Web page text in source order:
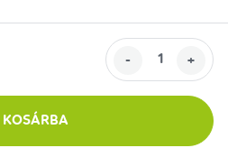
KOSÁRBA